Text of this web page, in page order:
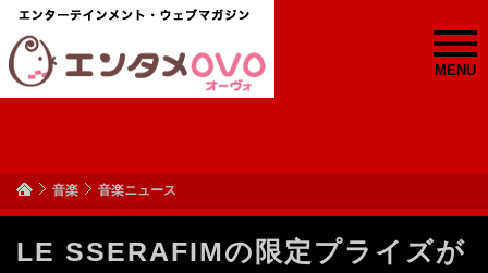
MENU
音楽 音楽ニュース
LE SSERAFIMの限定プライズが